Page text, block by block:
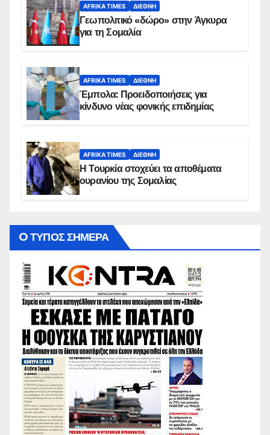
AFRIKA TIMES ΔΙΕΘΝΉ
Γεωπολιτικό «δώρο» στην Άγκυρα
για τη Σομαλία
AFRIKA TIMES ΔΙΕΘΝΉ
Έμπολα: Προειδοποιήσεις για
κίνδυνο νέας φονικής επιδημίας
AFRIKA TIMES ΔΙΕΘΝΉ
Η Τουρκία στοχεύει τα αποθέματα
ουρανίου της Σομαλίας
O ΤΥΠΟΣ ΣΗΜΕΡΑ